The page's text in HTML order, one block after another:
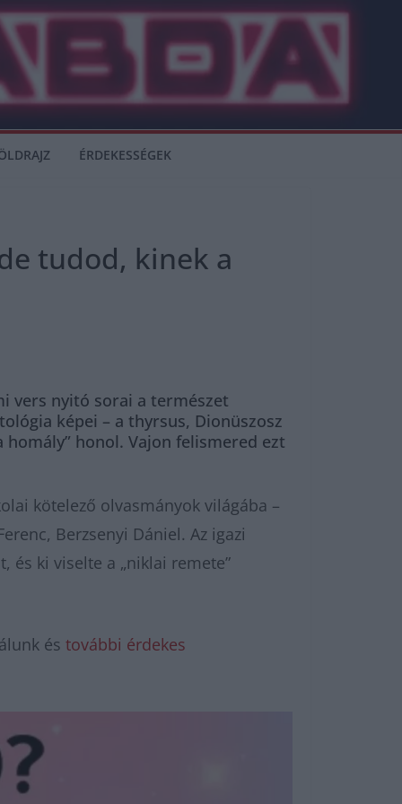
ÉRDEKESSÉGEK
tudod, kinek a
vers nyitó sorai a természet
képei – a thyrsus, Dionüszosz
honol. Vajon felismered ezt
kötelező olvasmányok világába –
Berzsenyi Dániel. Az igazi
és ki viselte a „niklai remete”
és további érdekes